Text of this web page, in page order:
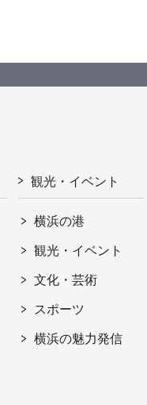
観光・イベント
横浜の港
観光・イベント
文化・芸術
スポーツ
横浜の魅力発信